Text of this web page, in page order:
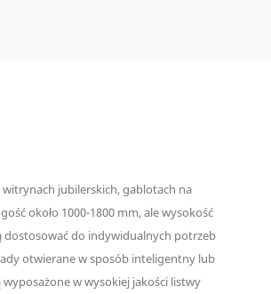
jubilerskich, gablotach na
około 1000-1800 mm, ale wysokość
dostosować do indywidualnych potrzeb
otwierane w sposób inteligentny lub
w wysokiej jakości listwy